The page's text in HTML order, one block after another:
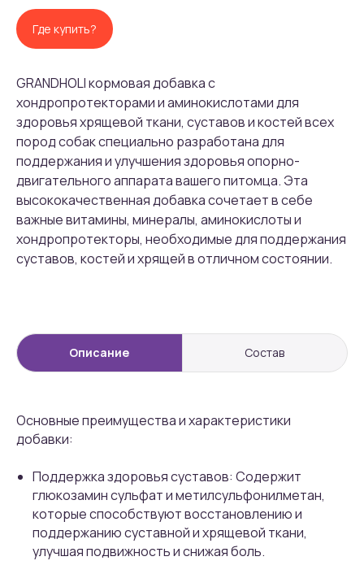
Где купить?
GRANDHOLI кормовая добавка с
хондропротекторами и аминокислотами для
здоровья хрящевой ткани, суставов и костей всех
пород собак специально разработана для
поддержания и улучшения здоровья опорно-
двигательного аппарата вашего питомца. Эта
высококачественная добавка сочетает в себе
важные витамины, минералы, аминокислоты и
хондропротекторы, необходимые для поддержания
суставов, костей и хрящей в отличном состоянии.
Описание Состав
Основные преимущества и характеристики
добавки:
Поддержка здоровья суставов: Содержит
глюкозамин сульфат и метилсульфонилметан,
которые способствуют восстановлению и
поддержанию суставной и хрящевой ткани,
улучшая подвижность и снижая боль.